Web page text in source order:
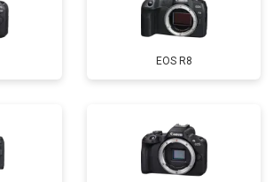
EOS R8